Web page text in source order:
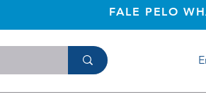
FALE PELO